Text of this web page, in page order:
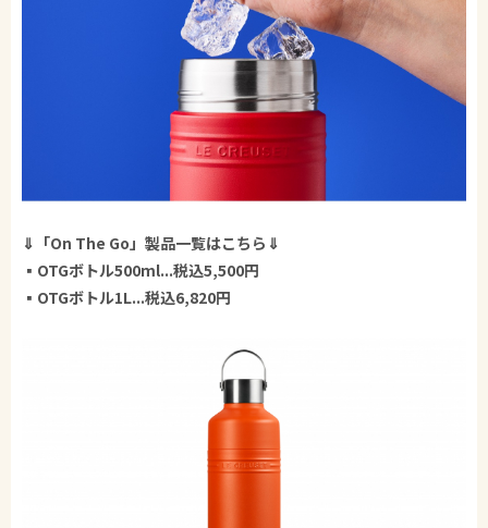
⇓「On The Go」製品一覧はこちら⇓
▪OTGボトル500ml...税込5,500円
▪OTGボトル1L...税込6,820円